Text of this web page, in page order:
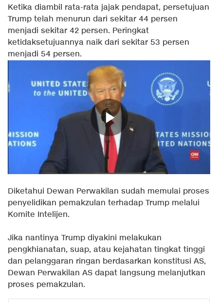
Ketika diambil rata-rata jajak pendapat, persetujuan
Trump telah menurun dari sekitar 44 persen
menjadi sekitar 42 persen. Peringkat
ketidaksetujuannya naik dari sekitar 53 persen
menjadi 54 persen.
Diketahui Dewan Perwakilan sudah memulai proses
penyelidikan pemakzulan terhadap Trump melalui
Komite Intelijen.
Jika nantinya Trump diyakini melakukan
pengkhianatan, suap, atau kejahatan tingkat tinggi
dan pelanggaran ringan berdasarkan konstitusi AS,
Dewan Perwakilan AS dapat langsung melanjutkan
proses pemakzulan.